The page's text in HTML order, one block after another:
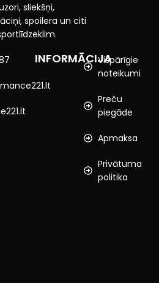
sliekšņi,
spoilera un citi
INFORMĀCIJAVispārīgie
noteikumi
Preču
piegāde
Apmaksa
Privātuma
politika